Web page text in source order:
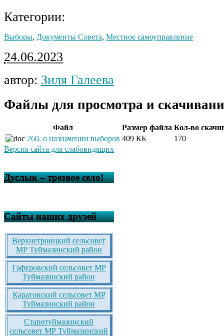
Категории:
Выборы, Документы Совета, Местное самоуправление
24.06.2023
автор: Зиля Галеева
Файлы для просмотра и
Файл Размер файла Кол-во
260. о назначении выборов 409 КБ
170
Версия сайта для слабовидящих
Дуслык – трезвое село!
Сайты наших друзей
Верхнетроицкий сельсовет
МР Туймазинский район
Гафуровский сельсовет МР
Туймазинский район
Каратовский сельсовет МР
Туймазинский район
Старотуймазинский
сельсовет МР Туймазинский